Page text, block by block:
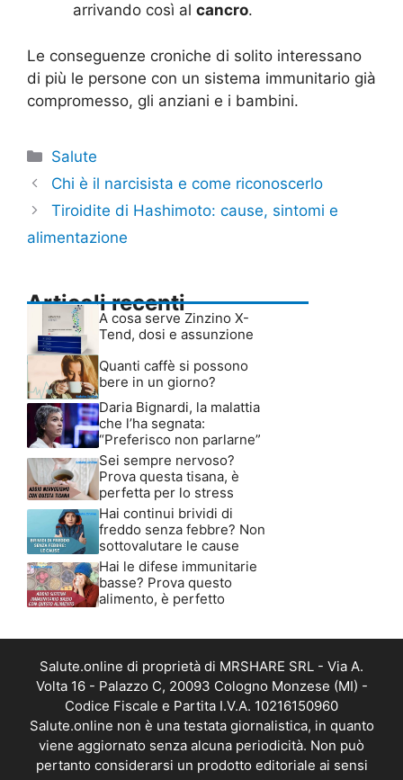
arrivando così al cancro.
Le conseguenze croniche di solito interessano
di più le persone con un sistema immunitario già
compromesso, gli anziani e i bambini.
Categorie
Salute
Chi è il narcisista e come riconoscerlo
Tiroidite di Hashimoto: cause, sintomi e
alimentazione
Articoli recenti
A cosa serve Zinzino X-
Tend, dosi e assunzione
Quanti caffè si possono
bere in un giorno?
Daria Bignardi, la malattia
che l’ha segnata:
“Preferisco non parlarne”
Sei sempre nervoso?
Prova questa tisana, è
perfetta per lo stress
Hai continui brividi di
freddo senza febbre? Non
sottovalutare le cause
Hai le difese immunitarie
basse? Prova questo
alimento, è perfetto
Salute.online di proprietà di MRSHARE SRL - Via A.
Volta 16 - Palazzo C, 20093 Cologno Monzese (MI) -
Codice Fiscale e Partita I.V.A. 10216150960
Salute.online non è una testata giornalistica, in quanto
viene aggiornato senza alcuna periodicità. Non può
pertanto considerarsi un prodotto editoriale ai sensi